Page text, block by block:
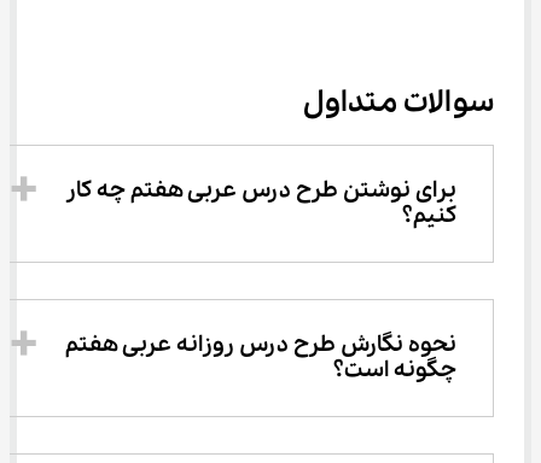
سوالات متداول
برای نوشتن طرح درس عربی هفتم چه کار
کنیم؟
نحوه نگارش طرح درس روزانه عربی هفتم
چگونه است؟